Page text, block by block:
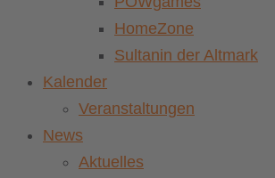
HomeZone
Sultanin der Altmark
Kalender
Veranstaltungen
News
Aktuelles